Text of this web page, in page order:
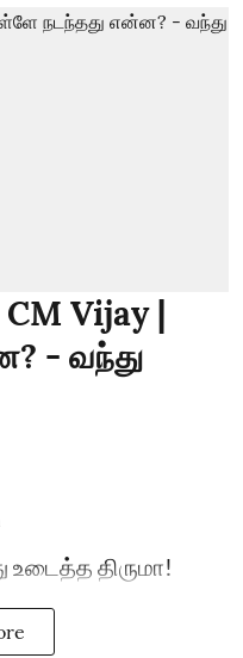
Vijay |
- வந்து
திருமா!